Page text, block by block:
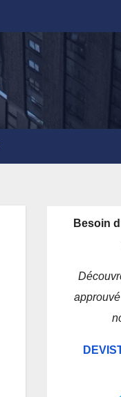
Besoin